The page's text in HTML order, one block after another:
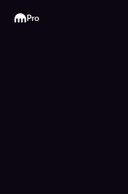
Kraken
Pro